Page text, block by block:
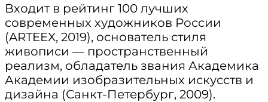
Входит в рейтинг 100 лучших
современных художников России
(ARTEEX, 2019), основатель стиля
живописи — пространственный
реализм, обладатель звания Академика
Академии изобразительных искусств и
дизайна (Санкт-Петербург, 2009).